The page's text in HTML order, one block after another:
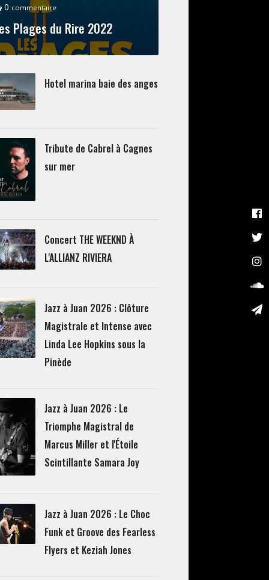
0 commentaire
Plages du Rire 2022
Hotel marina baie des anges
Tribute de Cabrel à Cagnes
sur mer
Concert THE WEEKND À
L'ALLIANZ RIVIERA
Jazz à Juan 2026 : Clôture
Magistrale et Intense avec
Linda Lee Hopkins sous la
Pinède
Jazz à Juan 2026 : Le
Triomphe Magistral de
Marcus Miller et l'Étoile
Scintillante Samara Joy
Jazz à Juan 2026 : Le Choc
Funk et Groove des Fearless
Flyers et Keziah Jones